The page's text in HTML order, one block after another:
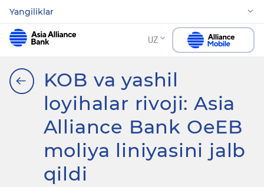
Yangiliklar
UZ
KOB va yashil
loyihalar rivoji: Asia
Alliance Bank OeEB
moliya liniyasini jalb
qildi